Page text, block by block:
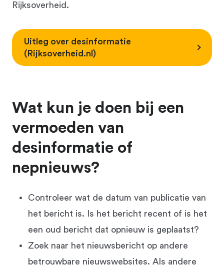
Rijksoverheid.
Uitleg over desinformatie
(Rijksoverheid.nl)
Wat kun je doen bij een
vermoeden van
desinformatie of
nepnieuws?
Controleer wat de datum van publicatie van
het bericht is. Is het bericht recent of is het
een oud bericht dat opnieuw is geplaatst?
Zoek naar het nieuwsbericht op andere
betrouwbare nieuwswebsites. Als andere